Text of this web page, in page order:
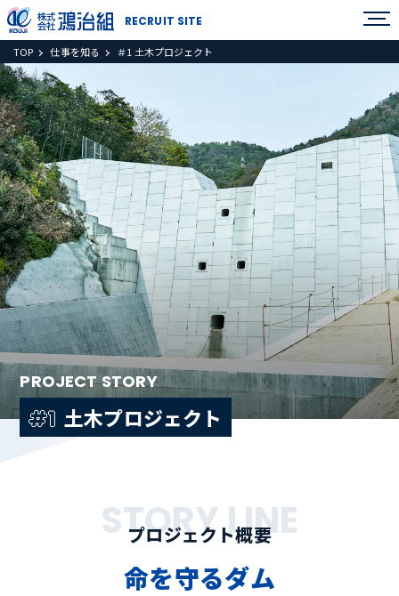
RECRUIT SITE
TOP 仕事を知る ＃1 土木プロジェクト
PROJECT STORY
#1 土木プロジェクト
プロジェクト概要
STORY LINE
命を守るダム